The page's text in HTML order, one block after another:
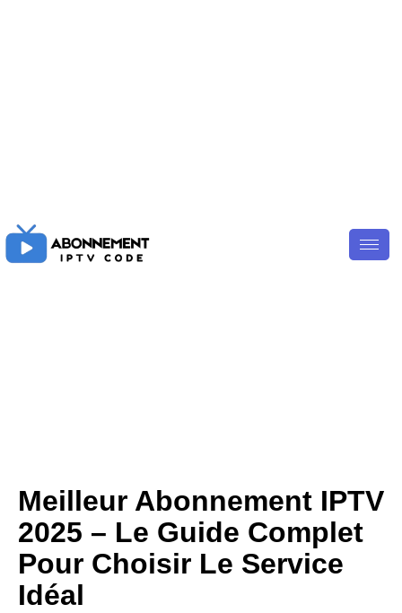
Meilleur Abonnement IPTV
2025 – Le Guide Complet
Pour Choisir Le Service
Idéal